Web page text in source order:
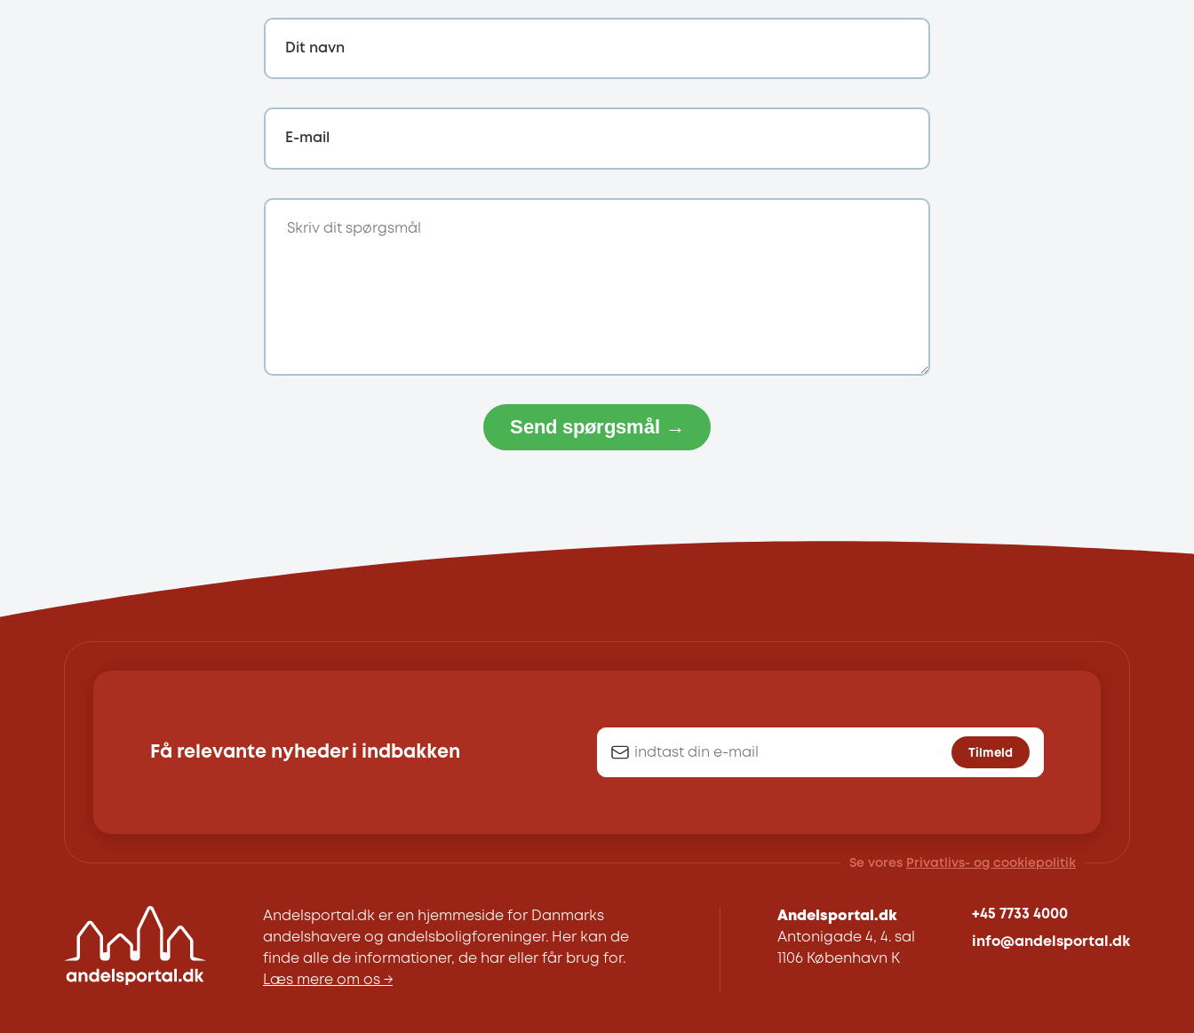
Dit navn
E-mail
Send spørgsmål →
Få relevante nyheder i indbakken Tilmeld
Se vores Privatlivs- og cookiepolitik
Andelsportal.dk er en hjemmeside for Danmarks
andelshavere og andelsboligforeninger. Her kan de
finde alle de informationer, de har eller får brug for.
Læs mere om os →
Andelsportal.dk
Antonigade 4, 4. sal
1106 København K
+45 7733 4000
info@andelsportal.dk